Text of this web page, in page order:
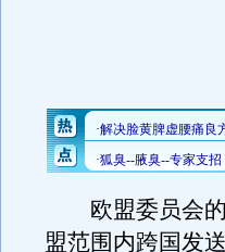
欧盟委员会的
盟范围内跨国发